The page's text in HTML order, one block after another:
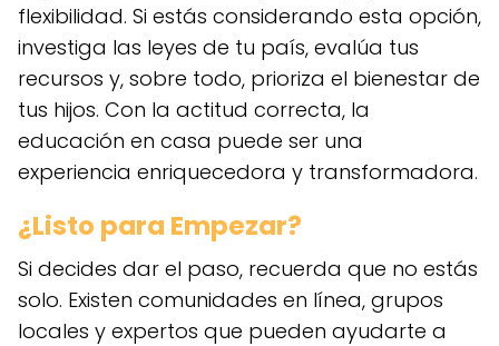
flexibilidad. Si estás considerando esta opción,
investiga las leyes de tu país, evalúa tus
recursos y, sobre todo, prioriza el bienestar de
tus hijos. Con la actitud correcta, la
educación en casa puede ser una
experiencia enriquecedora y transformadora.
¿Listo para Empezar?
Si decides dar el paso, recuerda que no estás
solo. Existen comunidades en línea, grupos
locales y expertos que pueden ayudarte a